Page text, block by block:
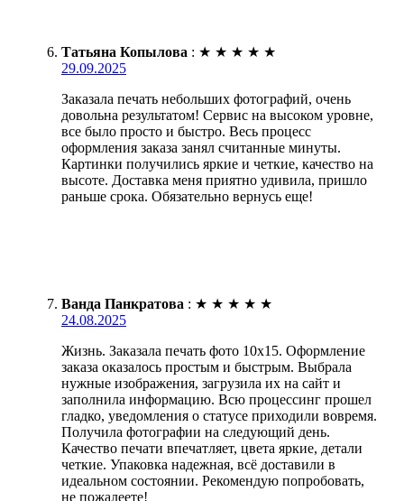
Татьяна Копылова : ★ ★ ★ ★ ★
29.09.2025
Заказала печать небольших фотографий, очень
довольна результатом! Сервис на высоком уровне,
все было просто и быстро. Весь процесс
оформления заказа занял считанные минуты.
Картинки получились яркие и четкие, качество на
высоте. Доставка меня приятно удивила, пришло
раньше срока. Обязательно вернусь еще!
Ванда Панкратова : ★ ★ ★ ★ ★
24.08.2025
Жизнь. Заказала печать фото 10х15. Оформление
заказа оказалось простым и быстрым. Выбрала
нужные изображения, загрузила их на сайт и
заполнила информацию. Всю процессинг прошел
гладко, уведомления о статусе приходили вовремя.
Получила фотографии на следующий день.
Качество печати впечатляет, цвета яркие, детали
четкие. Упаковка надежная, всё доставили в
идеальном состоянии. Рекомендую попробовать,
не пожалеете!